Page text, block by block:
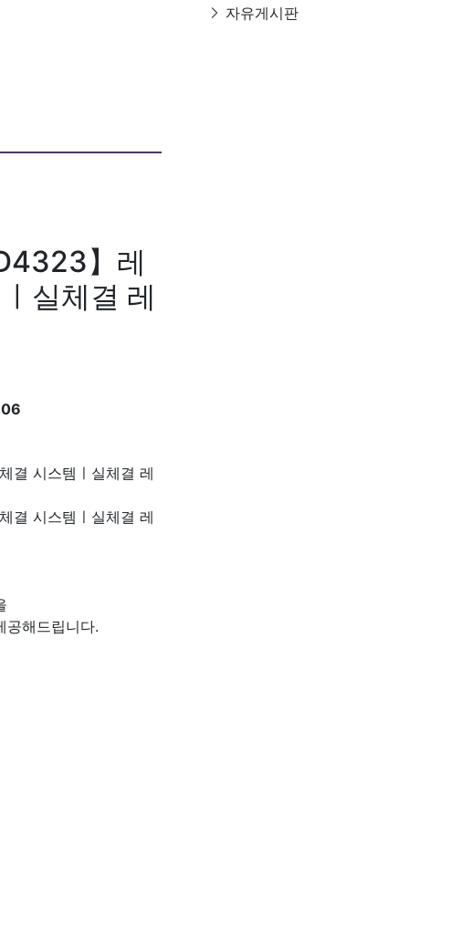
자유게시판
】레
실체결 레
결 시스템ㅣ실체결 레
결 시스템ㅣ실체결 레
공해드립니다.